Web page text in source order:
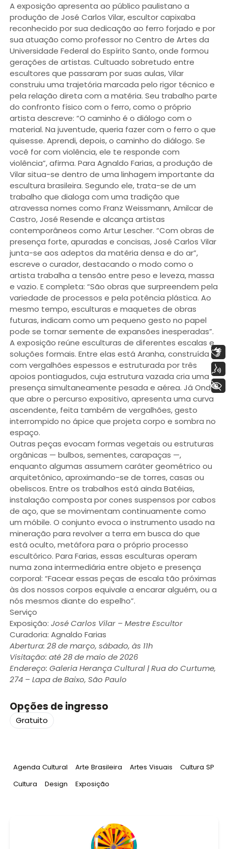
A exposição apresenta ao público paulistano a
produção de José Carlos Vilar, escultor capixaba
reconhecido por sua dedicação ao ferro forjado e por
sua atuação como professor no Centro de Artes da
Universidade Federal do Espírito Santo, onde formou
gerações de artistas. Cultuado sobretudo entre
escultores que passaram por suas aulas, Vilar
construiu uma trajetória marcada pelo rigor técnico e
pela relação direta com a matéria. Seu trabalho parte
do confronto físico com o ferro, como o próprio
artista descreve: “O caminho é o diálogo com o
material. Na juventude, queria fazer com o ferro o que
quisesse. Aprendi, depois, o caminho do diálogo. Se
você for com violência, ele te responde com
violência”, afirma. Para Agnaldo Farias, a produção de
Vilar situa-se dentro de uma linhagem importante da
escultura brasileira. Segundo ele, trata-se de um
trabalho que dialoga com uma tradição que
atravessa nomes como Franz Weissmann, Amilcar de
Castro, José Resende e alcança artistas
contemporâneos como Artur Lescher. “Com obras de
presença forte, apuradas e concisas, José Carlos Vilar
junta-se aos adeptos da matéria densa e do ar”,
escreve o curador, destacando o modo como o
artista trabalha a tensão entre peso e leveza, massa
e vazio. E completa: “São obras que surpreendem pela
variedade de processos e pela potência plástica. Ao
mesmo tempo, esculturas e maquetes de obras
futuras, indicam como um pequeno gesto no papel
pode se tornar semente de expansões inesperadas”.
A exposição reúne esculturas de diferentes escalas e
soluções formais. Entre elas está Aranha, construída
com vergalhões espessos e estruturada por três
apoios pontiagudos, cuja estrutura vazada cria uma
presença simultaneamente pesada e aérea. Já Onda,
que abre o percurso expositivo, apresenta uma curva
ascendente, feita também de vergalhões, gesto
interrompido no ápice que projeta corpo e sombra no
espaço.
Outras peças evocam formas vegetais ou estruturas
orgânicas — bulbos, sementes, carapaças —,
enquanto algumas assumem caráter geométrico ou
arquitetônico, aproximando-se de torres, casas ou
obeliscos. Entre os trabalhos está ainda Batéias,
instalação composta por cones suspensos por cabos
de aço, que se movimentam continuamente como
um móbile. O conjunto evoca o instrumento usado na
mineração para revolver a terra em busca do que
está oculto, metáfora para o próprio processo
escultórico. Para Farias, essas esculturas operam
numa zona intermediária entre objeto e presença
corporal: “Facear essas peças de escala tão próximas
às dos nossos corpos equivale a encarar alguém, ou a
nós mesmos diante do espelho”.
Serviço
Exposição: José Carlos Vilar – Mestre Escultor
Curadoria: Agnaldo Farias
Abertura: 28 de março, sábado, às 11h
Visitação: até 28 de maio de 2026
Endereço: Galeria Herança Cultural | Rua do Curtume,
274 – Lapa de Baixo, São Paulo
Opções de ingresso
Gratuito
Tag:
Agenda Cultural Tag:
Arte Brasileira Tag:
Artes Visuais Tag:
Cultura SP
Tag:
Cultura Tag:
Design Tag:
Exposição
Libras
Voz
+ Acessibilidade